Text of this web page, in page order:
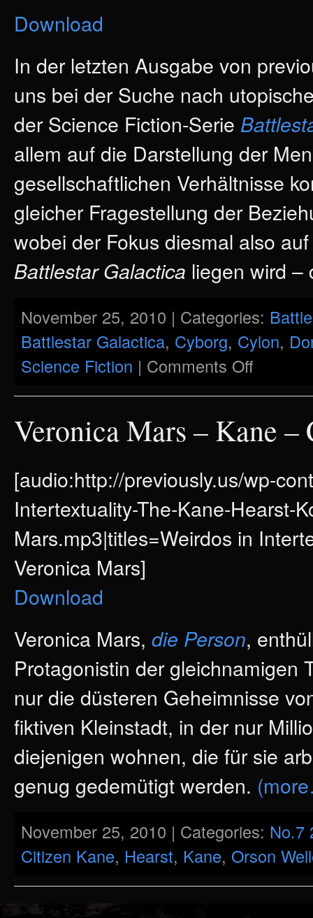
Download
In der letzten Ausgabe von
uns bei der Suche nach
der Science Fiction-Serie
allem auf die Darstellung der
gesellschaftlichen Verhältnisse
gleicher Fragestellung der
wobei der Fokus diesmal also
Battlestar Galactica liegen wird
November 25, 2010 | Categories:
Battlestar Galactica, Cyborg, Cylon,
Science Fiction | Comments Off
Cylons?
im
Streit
Veronica Mars – Kane –
[audio:http://previously.us/wp-
Intertextuality-The-Kane-Hearst-
Mars.mp3|titles=Weirdos in
Veronica Mars]
Download
Veronica Mars, die Person,
Protagonistin der gleichnamigen
nur die düsteren Geheimnisse
fiktiven Kleinstadt, in der nur
diejenigen wohnen, die für sie
genug gedemütigt werden.
November 25, 2010 | Categories: No.7
Citizen Kane, Hearst, Kane, Orson